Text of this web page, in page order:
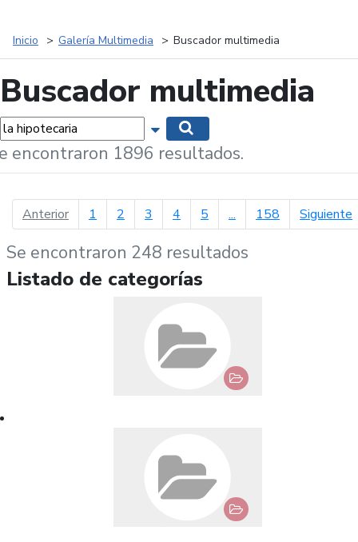
Inicio Galería Multimedia Buscador multimedia
Buscador multimedia
Mostrar opciones de búsqueda
encontraron 1896 resultados.
Anteriorpágina anterior
1 2 3 4 5 ... 158 Siguiente
Se encontraron 248 resultados
Listado de categorías